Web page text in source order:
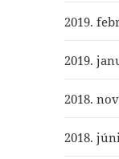
2019.
2019.
2018.
2018.